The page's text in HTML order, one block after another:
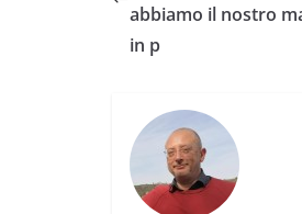
abbiamo il nostro
in p